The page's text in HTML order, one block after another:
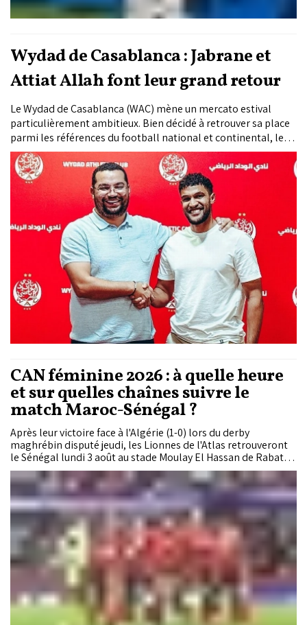
Wydad de Casablanca : Jabrane et
Attiat Allah font leur grand retour
Le Wydad de Casablanca (WAC) mène un mercato estival
particulièrement ambitieux. Bien décidé à retrouver sa place
parmi les références du football national et continental, le
club casablancais multiplie les mouvements sur le marché
des transferts afin de bâtir un effectif capable de répondre
aux exigences de la saison à venir. Au cœur de ce nouveau
projet, deux retours symboliques attirent tous les regards :
ceux de Yahya Jabrane et de Yahia Attiat Allah. En misant sur
le retour de ces cadres emblématiques, tout en les entourant
de recrues soigneusement ciblées, le WAC entend s'appuyer
sur l'expérience, le leadership et l'ADN de la gagne pour
insuffler un nouvel élan à son collectif et offrir à ses
supporters une équipe compétitive dès les premières
journées.
CAN féminine 2026 : à quelle heure
et sur quelles chaînes suivre le
match Maroc-Sénégal ?
Après leur victoire face à l'Algérie (1-0) lors du derby
maghrébin disputé jeudi, les Lionnes de l'Atlas retrouveront
le Sénégal lundi 3 août au stade Moulay El Hassan de Rabat
pour leur troisième et dernier match de la phase de groupes
de la CAN féminine 2026. Déjà qualifiées pour les quarts de
finale, les Marocaines tenteront de conserver la première
place du groupe A.